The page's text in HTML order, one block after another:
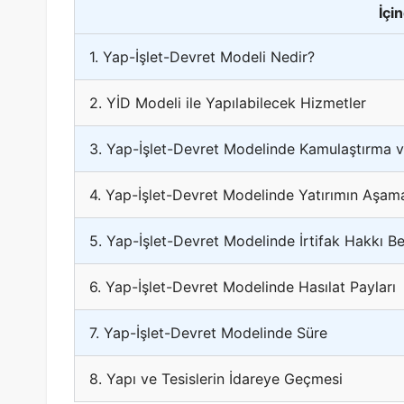
1. Yap-İşlet-Devret Modeli Nedir?
2. YİD Modeli ile Yapılabilecek Hizmetler
3. Yap-İşlet-Devret Modelinde Kamulaştırma
4. Yap-İşlet-Devret Modelinde Yatırımın
5. Yap-İşlet-Devret Modelinde İrtifak Hakkı
6. Yap-İşlet-Devret Modelinde Hasılat Payları
7. Yap-İşlet-Devret Modelinde Süre
8. Yapı ve Tesislerin İdareye Geçmesi